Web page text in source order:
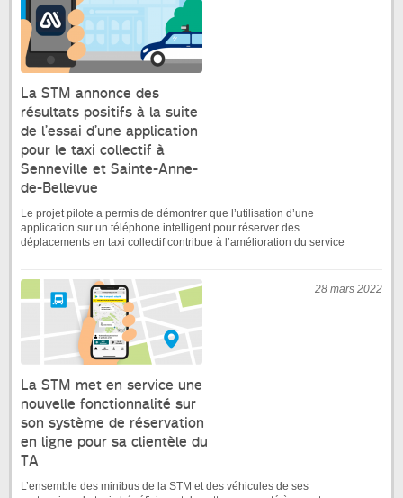
La STM annonce des
résultats positifs à la suite
de l’essai d’une application
pour le taxi collectif à
Senneville et Sainte-Anne-
de-Bellevue
Le projet pilote a permis de démontrer que l’utilisation d’une
application sur un téléphone intelligent pour réserver des
déplacements en taxi collectif contribue à l’amélioration du service
28 mars 2022
La STM met en service une
nouvelle fonctionnalité sur
son système de réservation
en ligne pour sa clientèle du
TA
L’ensemble des minibus de la STM et des véhicules de ses